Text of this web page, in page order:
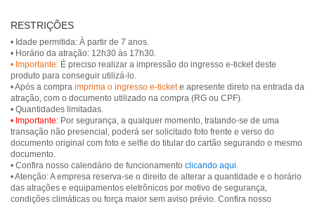
RESTRIÇÕES
• Idade permitida: À partir de 7 anos.
• Importante: É preciso realizar a impressão do ingresso e-ticket deste
produto para conseguir utilizá-lo.
• Após a compra imprima o ingresso e-tickete apresente direto na entrada da
atração, com o documento utilizado na compra (RG ou CPF).
• Importante: Por segurança, a qualquer momento, tratando-se de uma
transação não presencial, poderá ser solicitado foto frente e verso do
documento original com foto e selfie do titular do cartão segurando o mesmo
documento.
• Confira nosso calendário de funcionamento clicando aqui.
• Atenção: A empresa reserva-se o direito de alterar a quantidade e o horário
das atrações e equipamentos eletrônicos por motivo de segurança,
condições climáticas ou força maior sem aviso prévio. Confira nosso